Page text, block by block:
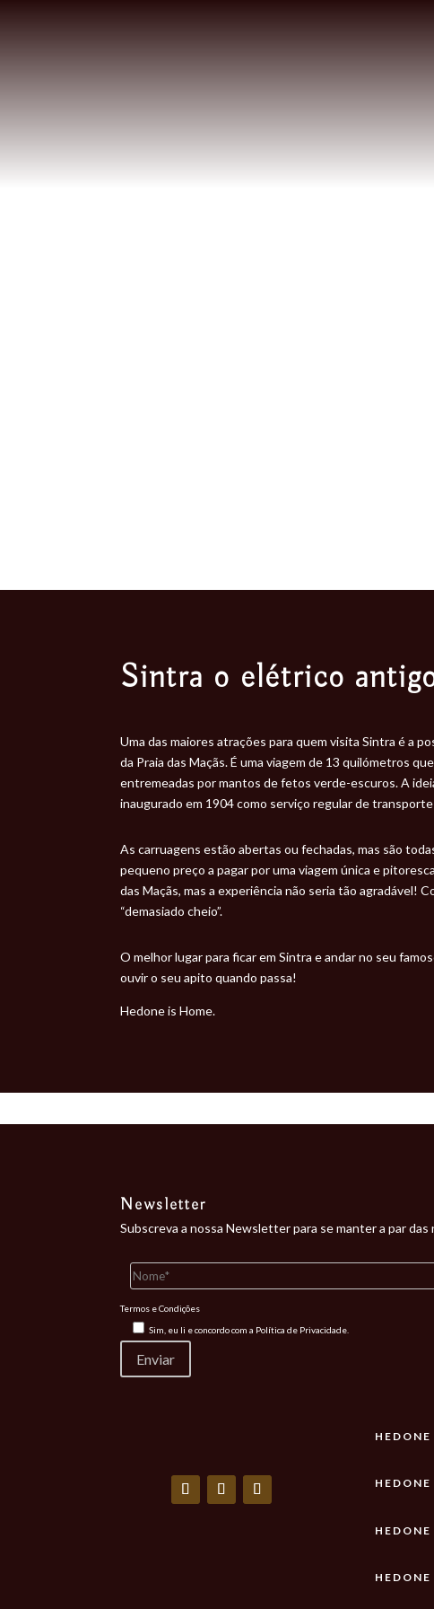
Sintra o elétrico
Uma das maiores atrações para quem visita Sintra é a
da Praia das Maçãs. É uma viagem de 13 quilómetros
entremeadas por mantos de fetos verde-escuros. A
inaugurado em 1904 como serviço regular de
As carruagens estão abertas ou fechadas, mas são
pequeno preço a pagar por uma viagem única e
das Maçãs, mas a experiência não seria tão agradável!
“demasiado cheio”.
O melhor lugar para ficar em Sintra e andar no seu
ouvir o seu apito quando passa!
Hedone is Home.
Newsletter
Subscreva a nossa Newsletter para se manter a par das
Termos e Condições
Sim, eu li e concordo com a Política de Privacidade.
HEDONE